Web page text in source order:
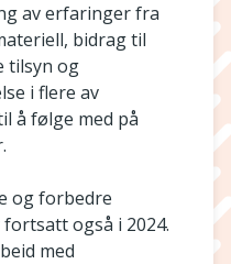
av erfaringer fra
bidrag til
tilsyn og
i flere av
å følge med på
og forbedre
også i 2024.
med